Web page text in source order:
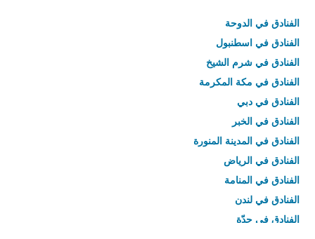
الفنادق في الدوحة
الفنادق في اسطنبول
الفنادق في شرم الشيخ
الفنادق في مكة المكرمة
الفنادق في دبي
الفنادق في الخبر
الفنادق في المدينة المنورة
الفنادق في الرياض
الفنادق في المنامة
الفنادق في لندن
الفنادق في جدّة